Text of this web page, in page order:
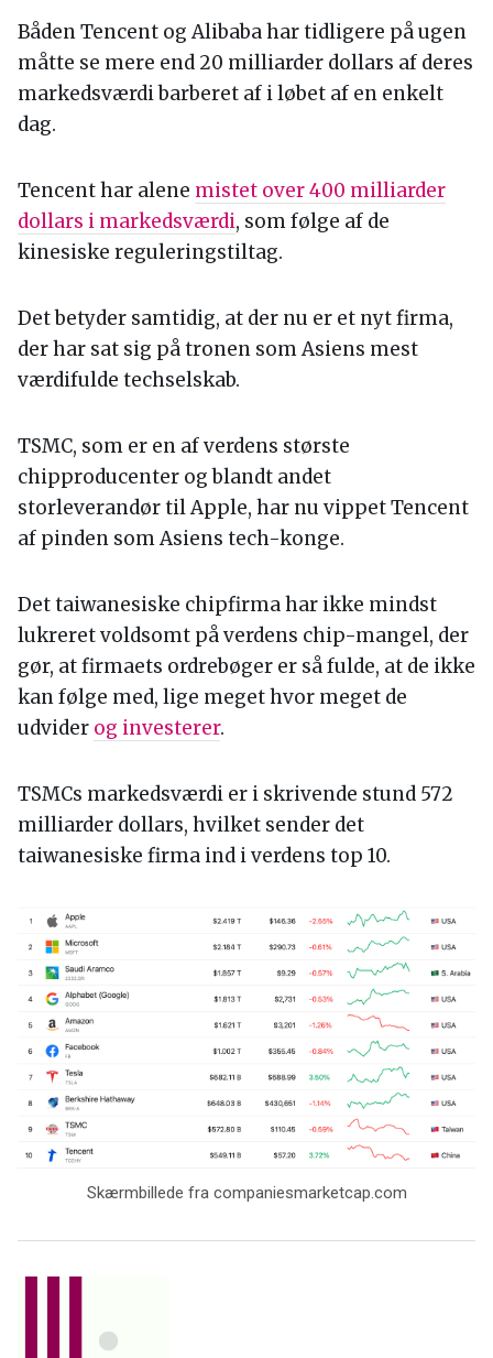
Båden Tencent og Alibaba har tidligere på ugen
måtte se mere end 20 milliarder dollars af deres
markedsværdi barberet af i løbet af en enkelt
dag.
Tencent har alene mistet over 400 milliarder
dollars i markedsværdi, som følge af de
kinesiske reguleringstiltag.
Det betyder samtidig, at der nu er et nyt firma,
der har sat sig på tronen som Asiens mest
værdifulde techselskab.
TSMC, som er en af verdens største
chipproducenter og blandt andet
storleverandør til Apple, har nu vippet Tencent
af pinden som Asiens tech-konge.
Det taiwanesiske chipfirma har ikke mindst
lukreret voldsomt på verdens chip-mangel, der
gør, at firmaets ordrebøger er så fulde, at de ikke
kan følge med, lige meget hvor meget de
udvider og investerer.
TSMCs markedsværdi er i skrivende stund 572
milliarder dollars, hvilket sender det
taiwanesiske firma ind i verdens top 10.
Skærmbillede fra companiesmarketcap.com